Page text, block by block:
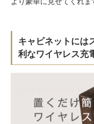
キャビネットには
利なワイヤレス充